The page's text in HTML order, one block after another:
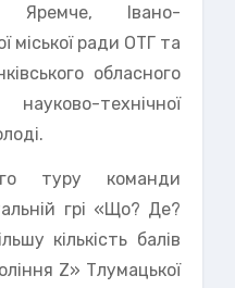
Яремче, Івано-
міської ради ОТГ та
обласного
технічної
туру команди
грі «Що? Де?
кількість балів
Z» Тлумацької